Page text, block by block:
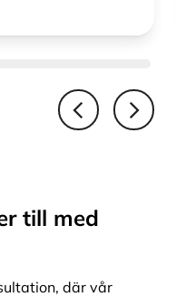
och
5 års garanti
till med
där vår